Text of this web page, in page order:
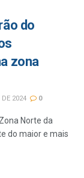
do
zona
2024 0
Norte da
do maior e mais